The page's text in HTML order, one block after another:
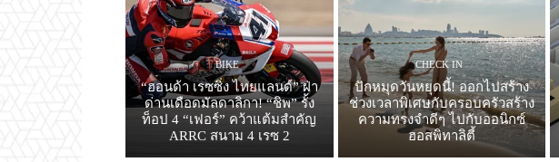
BIKE
“ฮอนด้า เรซซิ่ง ไทยแลนด์” ฝ่า
ด่านเดือดมัลดาลิกา! “ชิพ” รั้ง
ท็อป 4 “เฟอร์” คว้าแต้มสำคัญ
ARRC สนาม 4 เรซ 2
CHECK IN
ปักหมุดวันหยุดนี้! ออกไปสร้าง
ช่วงเวลาพิเศษกับครอบครัวสร้าง
ความทรงจำดีๆ ไปกับออนิกซ์
ฮอสพิทาลิตี้